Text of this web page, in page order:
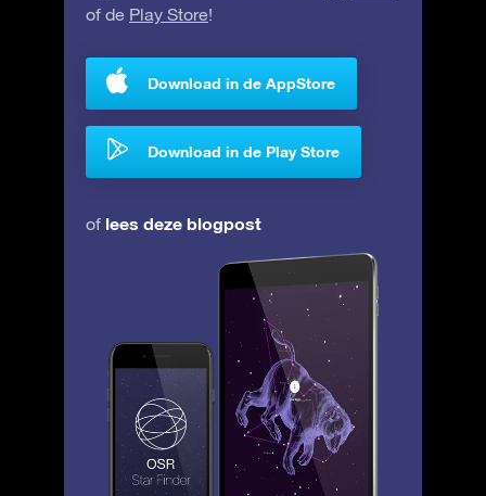
of de Play Store!
Download in de AppStore
Download in de Play Store
of lees deze blogpost